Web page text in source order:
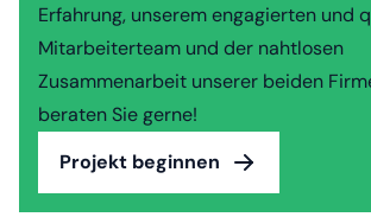
Erfahrung, unserem engagierten und
Mitarbeiterteam und der nahtlosen
Zusammenarbeit unserer beiden
beraten Sie gerne!
Projekt beginnen